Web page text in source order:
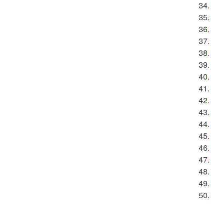
34.
35.
36.
37.
38.
39.
40.
41.
42.
43.
44.
45.
46.
47.
48.
49.
50.